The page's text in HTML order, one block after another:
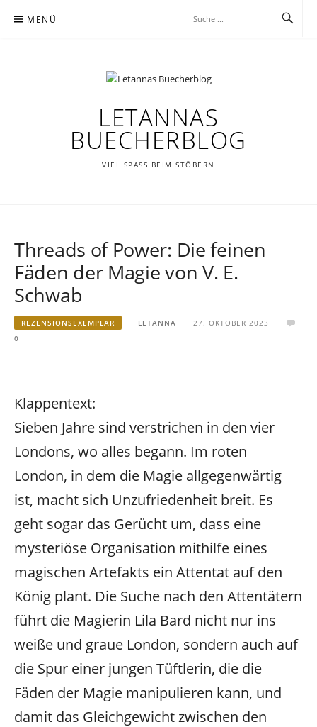
Inhalt MENÜ
LETANNAS
BUECHERBLOG
VIEL SPASS BEIM STÖBERN
Threads of Power: Die feinen
Fäden der Magie von V. E.
Schwab
REZENSIONSEXEMPLAR LETANNA
27. OKTOBER 2023
0
Klappentext:
Sieben Jahre sind verstrichen in den vier
Londons, wo alles begann. Im roten
London, in dem die Magie allgegenwärtig
ist, macht sich Unzufriedenheit breit. Es
geht sogar das Gerücht um, dass eine
mysteriöse Organisation mithilfe eines
magischen Artefakts ein Attentat auf den
König plant. Die Suche nach den Attentätern
führt die Magierin Lila Bard nicht nur ins
weiße und graue London, sondern auch auf
die Spur einer jungen Tüftlerin, die die
Fäden der Magie manipulieren kann, und
damit das Gleichgewicht zwischen den